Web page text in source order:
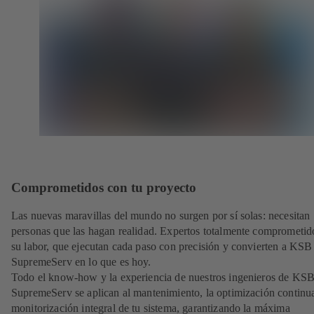
Comprometidos con tu proyecto
Las nuevas maravillas del mundo no surgen por sí solas: necesitan
personas que las hagan realidad. Expertos totalmente
su labor, que ejecutan cada paso con precisión y convierten a KSB
SupremeServ en lo que es hoy.
Todo el know-how y la experiencia de nuestros ingenieros de
SupremeServ se aplican al mantenimiento, la optimización
monitorización integral de tu sistema, garantizando la máxima